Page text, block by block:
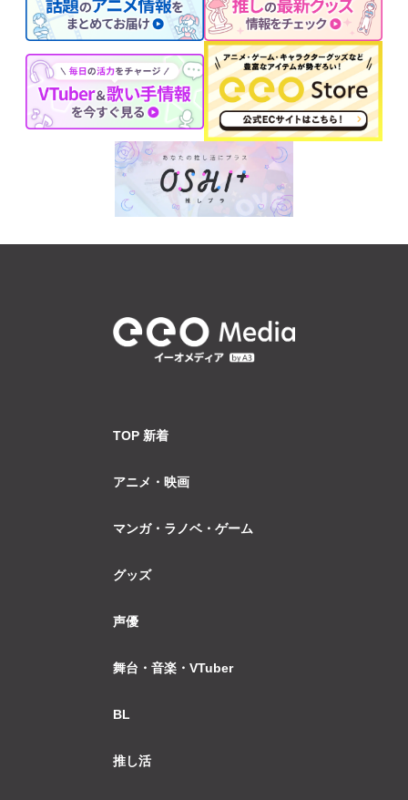
TOP 新着
アニメ・映画
マンガ・ラノベ・ゲーム
グッズ
声優
舞台・音楽・VTuber
BL
推し活